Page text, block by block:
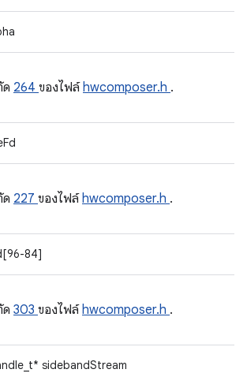
ด 264 ของไฟล์hwcomposer.h .
ด 227 ของไฟล์hwcomposer.h .
84]
ด 303 ของไฟล์hwcomposer.h .
sidebandStream